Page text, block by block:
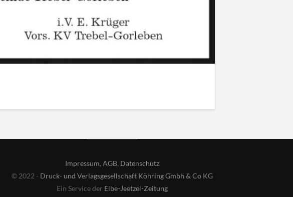
Impressum,AGB, Datenschutz
© 2022 - Druck- und Verlagsgesellschaft Köhring Gmbh & Co KG
Ein Service der Elbe-Jeetzel-Zeitung